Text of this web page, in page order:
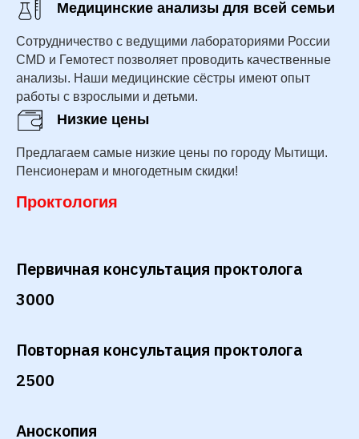
Медицинские анализы для всей семьи
Сотрудничество с ведущими лабораториями России
CMD и Гемотест позволяет проводить качественные
анализы. Наши медицинские сёстры имеют опыт
работы с взрослыми и детьми.
Низкие цены
Предлагаем самые низкие цены по городу Мытищи.
Пенсионерам и многодетным скидки!
Проктология
Первичная консультация проктолога
3000
Повторная консультация проктолога
2500
Аноскопия